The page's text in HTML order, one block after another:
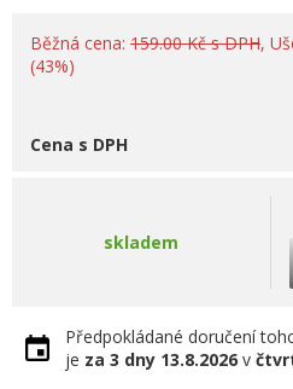
Běžná cena: 159.00 Kč s DPH,
(43%)
Cena s DPH
skladem
Předpokládané doručení
je za 3 dny 13.8.2026 v